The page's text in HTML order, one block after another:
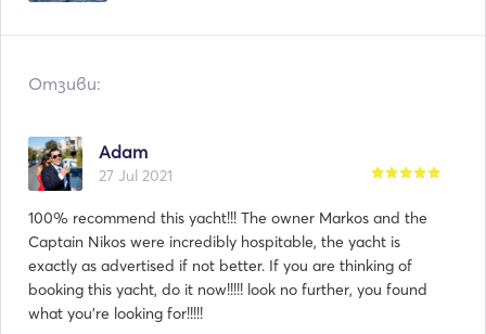
Отзиви:
Adam
27 Jul 2021
100% recommend this yacht!!! The owner Markos and the
Captain Nikos were incredibly hospitable, the yacht is
exactly as advertised if not better. If you are thinking of
booking this yacht, do it now!!!!! look no further, you found
what you're looking for!!!!!